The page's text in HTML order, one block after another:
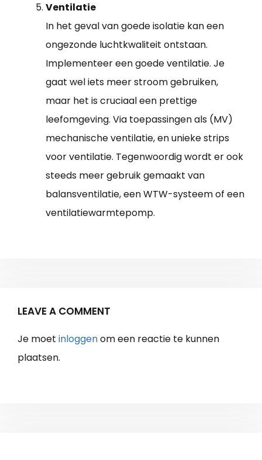
Ventilatie
In het geval van goede isolatie kan een
ongezonde luchtkwaliteit ontstaan.
Implementeer een goede ventilatie. Je
gaat wel iets meer stroom gebruiken,
maar het is cruciaal een prettige
leefomgeving. Via toepassingen als (MV)
mechanische ventilatie, en unieke strips
voor ventilatie. Tegenwoordig wordt er ook
steeds meer gebruik gemaakt van
balansventilatie, een WTW-systeem of een
ventilatiewarmtepomp.
LEAVE A COMMENT
Je moet inloggenom een reactie te kunnen
plaatsen.